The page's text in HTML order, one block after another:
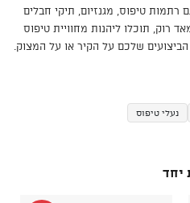
רתמות טיפוס, מגנזיום, תיקי חבלים
רוק, תוכלו ליהנות מחוויית טיפוס
שלכם על הקיר או על המצוק.
נעלי טיפוס
יחד